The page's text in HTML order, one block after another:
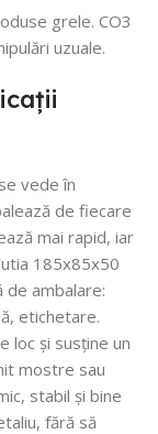
grele. CO3
uzuale.
vede în
de fiecare
mai rapid, iar
185x85x50
ambalare:
etichetare.
loc și susține un
mostre sau
stabil și bine
fără să